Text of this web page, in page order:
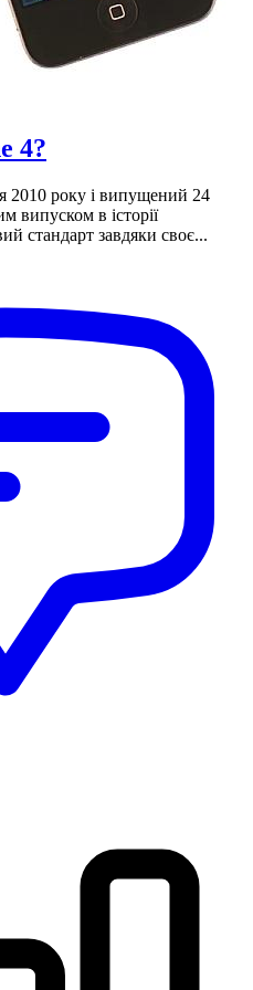
4?
2010 року і випущений 24
випуском в історії
стандарт завдяки своє...